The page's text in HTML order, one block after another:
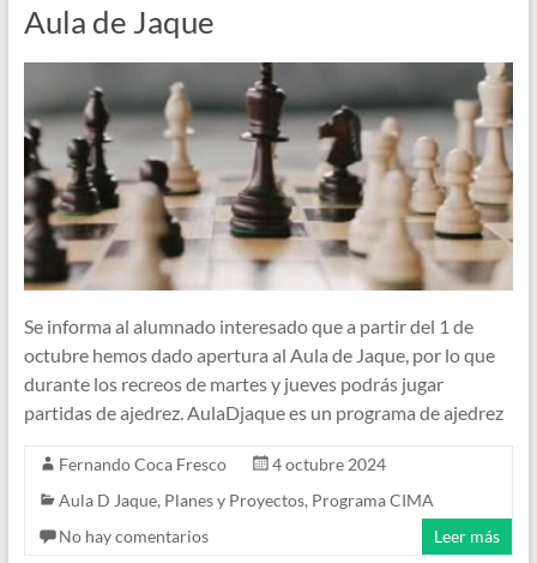
Aula de Jaque
Se informa al alumnado interesado que a partir del 1 de
octubre hemos dado apertura al Aula de Jaque, por lo que
durante los recreos de martes y jueves podrás jugar
partidas de ajedrez. AulaDjaque es un programa de ajedrez
Fernando Coca Fresco
4 octubre 2024
Aula D Jaque, Planes y Proyectos, Programa CIMA
No hay comentarios
Leer más